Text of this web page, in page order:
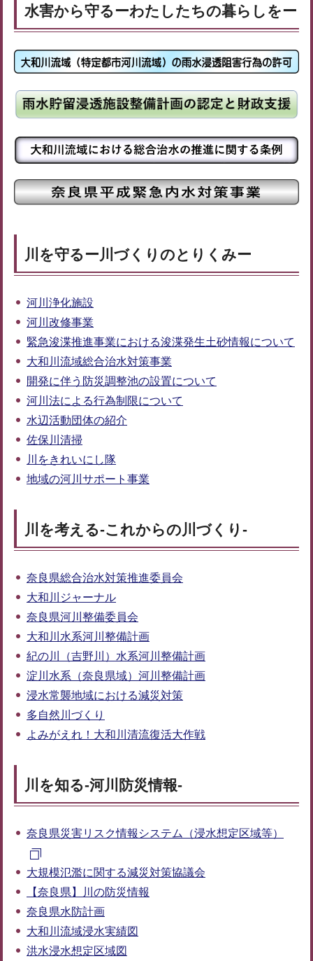
水害から守るーわたしたちの暮らしをー
川を守るー川づくりのとりくみー
河川浄化施設
河川改修事業
緊急浚渫推進事業における浚渫発生土砂情報について
大和川流域総合治水対策事業
開発に伴う防災調整池の設置について
河川法による行為制限について
水辺活動団体の紹介
佐保川清掃
川をきれいにし隊
地域の河川サポート事業
川を考える-これからの川づくり-
奈良県総合治水対策推進委員会
大和川ジャーナル
奈良県河川整備委員会
大和川水系河川整備計画
紀の川（吉野川）水系河川整備計画
淀川水系（奈良県域）河川整備計画
浸水常襲地域における減災対策
多自然川づくり
よみがえれ！大和川清流復活大作戦
川を知る-河川防災情報-
奈良県災害リスク情報システム（浸水想定区域等）
大規模氾濫に関する減災対策協議会
【奈良県】川の防災情報
奈良県水防計画
大和川流域浸水実績図
洪水浸水想定区域図